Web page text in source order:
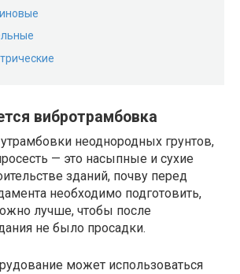
вибротрамбовка
неоднородных грунтов,
— это насыпные и сухие
зданий, почву перед
необходимо подготовить,
лучше, чтобы после
не было просадки.
может использоваться